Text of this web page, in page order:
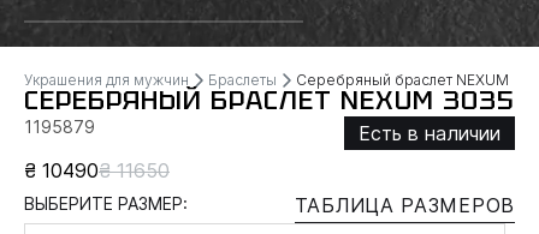
Украшения для мужчин Браслеты Серебряный браслет NEXUM
СЕРЕБРЯНЫЙ БРАСЛЕТ NEXUM 3035
1195879
Есть в наличии
₴ 10490₴ 11650
ВЫБЕРИТЕ РАЗМЕР:
ТАБЛИЦА РАЗМЕРОВ